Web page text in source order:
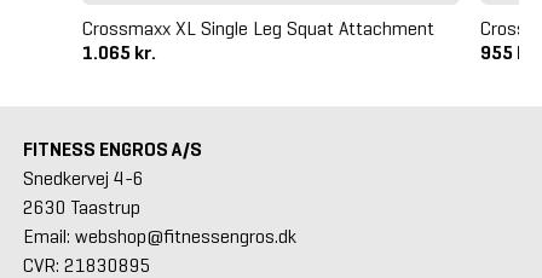
Crossmaxx XL Single Leg Squat Attachment
1.065 kr.
955 kr.
FITNESS ENGROS A/S
Snedkervej 4-6
2630 Taastrup
Email: webshop@fitnessengros.dk
CVR: 21830895